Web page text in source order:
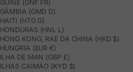
GUINÉ (GNF FR)
GÂMBIA (GMD D)
HAITI (HTG G)
HONDURAS (HNL L)
HONG KONG, RAE DA CHINA (HKD $)
HUNGRIA (EUR €)
ILHA DE MAN (GBP £)
ILHAS CAIMÃO (KYD $)